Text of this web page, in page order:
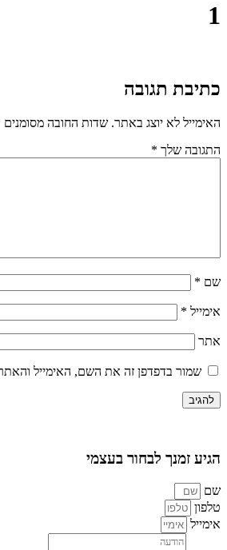
1
כתיבת תגובה
האימייל לא יוצג באתר. שדות החובה מסומנים
התגובה שלך *
שם *
אימייל *
אתר
שמור בדפדפן זה את השם, האימייל
הגיע זמנך לבחור בעצמי
שם
טלפון
אימייל